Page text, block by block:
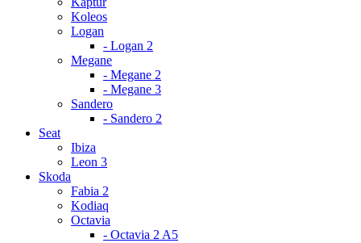
Koleos
Logan
- Logan 2
Megane
- Megane 2
- Megane 3
Sandero
- Sandero 2
Seat
Ibiza
Leon 3
Skoda
Fabia 2
Kodiaq
Octavia
- Octavia 2 A5